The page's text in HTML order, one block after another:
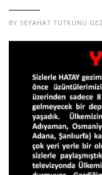
BY SEYAHAT TUTKUNU